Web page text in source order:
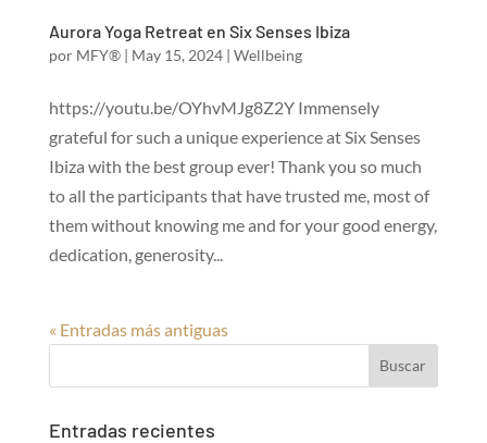
Aurora Yoga Retreat en Six Senses Ibiza
por MFY®| May 15, 2024| Wellbeing
https://youtu.be/OYhvMJg8Z2Y Immensely
grateful for such a unique experience at Six Senses
Ibiza with the best group ever! Thank you so much
to all the participants that have trusted me, most of
them without knowing me and for your good energy,
dedication, generosity...
« Entradas más antiguas
Entradas recientes